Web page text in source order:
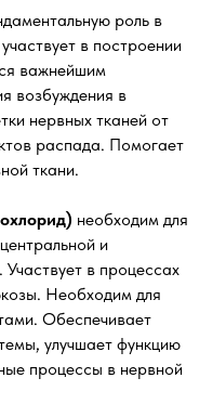
роль в
в построении
важнейшим
возбуждения в
нервных тканей от
распада. Помогает
ткани.
необходим для
и
в процессах
Необходим для
Обеспечивает
улучшает функцию
процессы в нервной